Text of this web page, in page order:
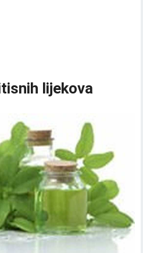
lijekova